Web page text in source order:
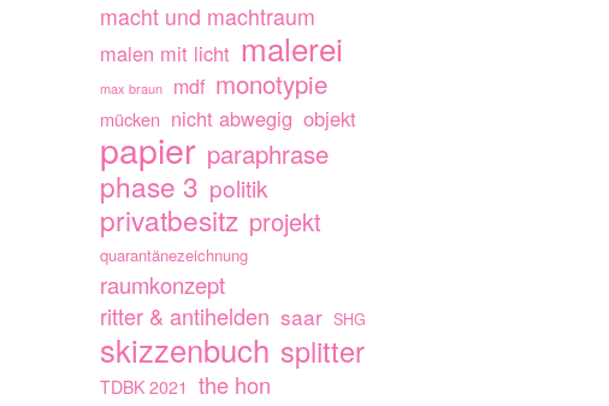
macht und machtraum
malen mit licht malerei
max braun mdf monotypie
mücken nicht abwegig objekt
papier paraphrase
phase 3 politik
privatbesitz projekt
quarantänezeichnung
raumkonzept
ritter & antihelden saar SHG
skizzenbuch splitter
TDBK 2021 the hon